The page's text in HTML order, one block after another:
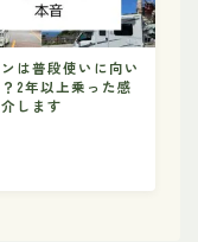
は普段使いに向い
2年以上乗った感
します